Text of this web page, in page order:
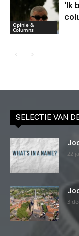
Opinie &
Columns
‘Ik
SELECTIE VAN
22
3